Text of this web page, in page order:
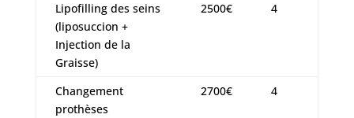
Lipofilling des seins
(liposuccion +
Injection de la
Graisse)
2500€ 4
Changement
prothèses
2700€ 4